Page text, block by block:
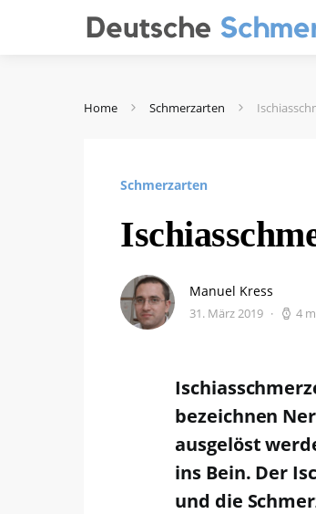
Home Schmerzarten
Schmerzarten
Manuel Kress
31. März 2019 4
bezeichnen
ausgelöst
ins Bein. Der
und die